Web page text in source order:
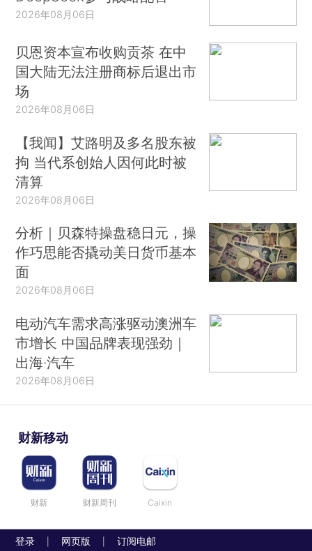
2026年08月06日
贝恩资本宣布收购贡茶 在中
国大陆无法注册商标后退出市
场
2026年08月06日
【我闻】艾路明及多名股东被
拘 当代系创始人因何此时被
清算
2026年08月06日
分析｜贝森特操盘稳日元，操
作巧思能否撬动美日货币基本
面
2026年08月06日
电动汽车需求高涨驱动澳洲车
市增长 中国品牌表现强劲｜
出海·汽车
2026年08月06日
财新移动
财新 财新周刊 Caixin
登录 网页版 订阅电邮